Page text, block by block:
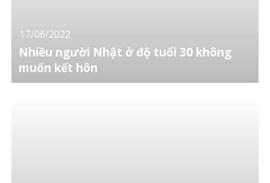
17/06/2022
Nhiều người Nhật ở độ tuổi 30 không
muốn kết hôn